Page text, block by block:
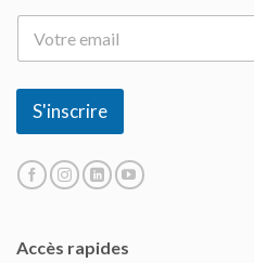
Accès rapides
E
m
a
S'inscrire